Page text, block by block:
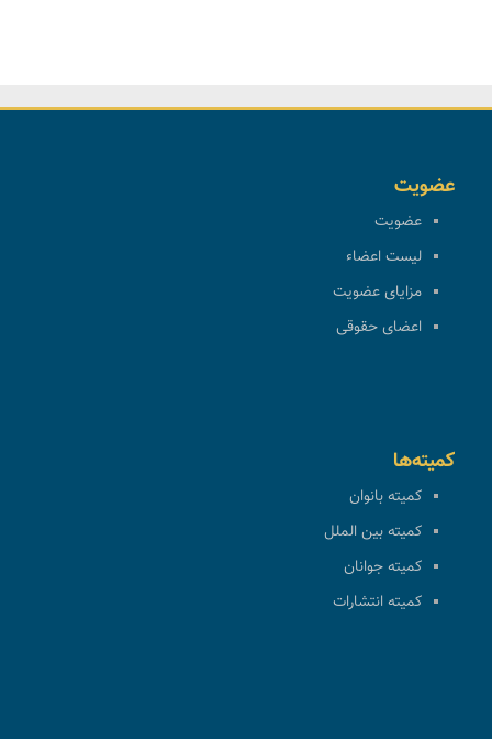
عضویت
عضویت
لیست اعضاء
مزایای عضویت
اعضای حقوقی
کمیته‌ها
کمیته بانوان
کمیته بین الملل
کمیته جوانان
کمیته انتشارات